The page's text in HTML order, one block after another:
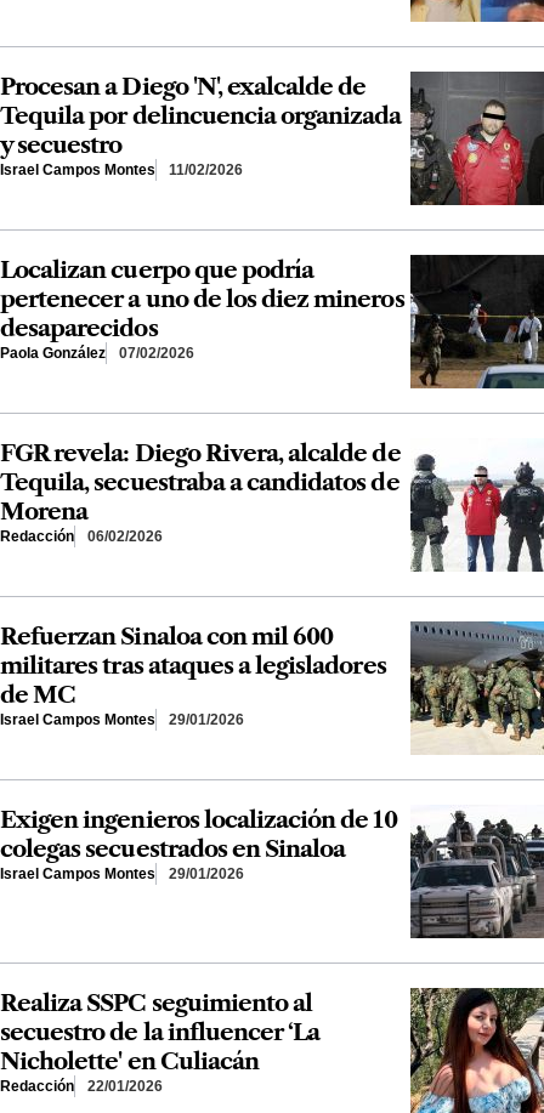
Procesan a Diego 'N', exalcalde de
Tequila por delincuencia organizada
y secuestro
Israel Campos Montes 11/02/2026
Localizan cuerpo que podría
pertenecer a uno de los diez mineros
desaparecidos
Paola González 07/02/2026
FGR revela: Diego Rivera, alcalde de
Tequila, secuestraba a candidatos de
Morena
Redacción 06/02/2026
Refuerzan Sinaloa con mil 600
militares tras ataques a legisladores
de MC
Israel Campos Montes 29/01/2026
Exigen ingenieros localización de 10
colegas secuestrados en Sinaloa
Israel Campos Montes 29/01/2026
Realiza SSPC seguimiento al
secuestro de la influencer ‘La
Nicholette' en Culiacán
Redacción 22/01/2026